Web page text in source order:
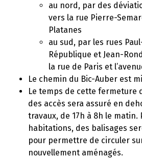
au nord, par des
vers la rue Pierre-
Platanes
au sud, par les rues
République et Jean-
la rue de Paris et
Le chemin du Bic-Auber est
Le temps de cette fermeture
des accès sera assuré en
travaux, de 17h à 8h le matin.
habitations, des balisages
pour permettre de circuler
nouvellement aménagés.